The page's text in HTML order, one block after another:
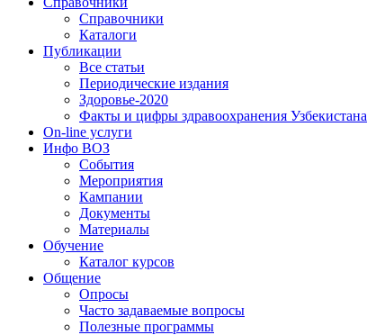
Справочники
Каталоги
Публикации
Все статьи
Периодические издания
Здоровье-2020
Факты и цифры здравоохранения Узбекистана
On-line услуги
Инфо ВОЗ
События
Мероприятия
Кампании
Документы
Материалы
Обучение
Каталог курсов
Общение
Опросы
Часто задаваемые вопросы
Полезные программы